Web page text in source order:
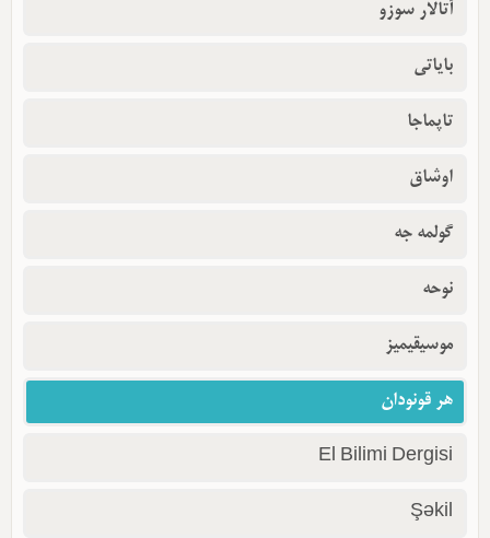
آتالار سوزو
بایاتی
تاپماجا
اوشاق
گولمه جه
نوحه
موسیقیمیز
هر قونودان
El Bilimi Dergisi
Şəkil